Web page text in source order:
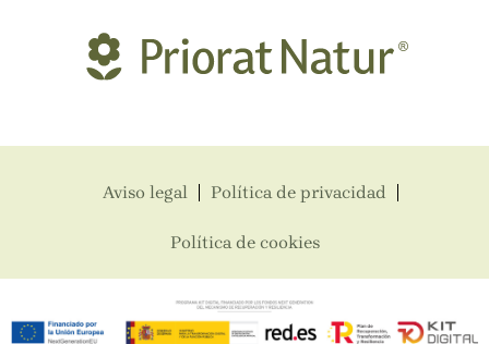
Aviso legal Política de privacidad
Política de cookies